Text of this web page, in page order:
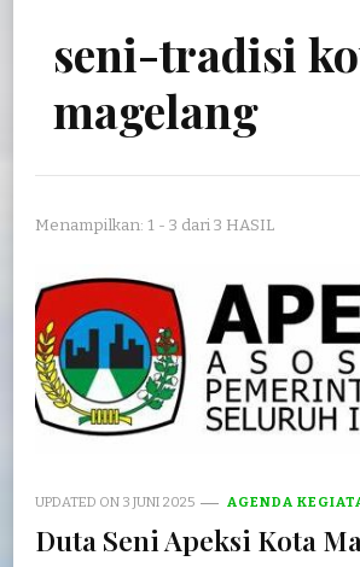
seni-tradisi
magelang
Menampilkan: 1 - 3 dari 3 HASIL
UPDATED ON 3 JUNI 2025 AGENDA
Duta Seni Apeksi Kota